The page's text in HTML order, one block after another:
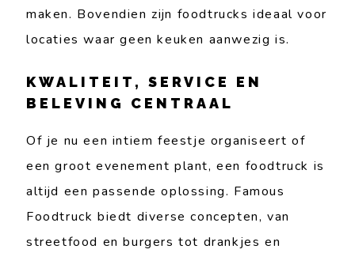
maken. Bovendien zijn foodtrucks ideaal voor
locaties waar geen keuken aanwezig is.
KWALITEIT, SERVICE EN
BELEVING CENTRAAL
Of je nu een intiem feestje organiseert of
een groot evenement plant, een foodtruck is
altijd een passende oplossing. Famous
Foodtruck biedt diverse concepten, van
streetfood en burgers tot drankjes en